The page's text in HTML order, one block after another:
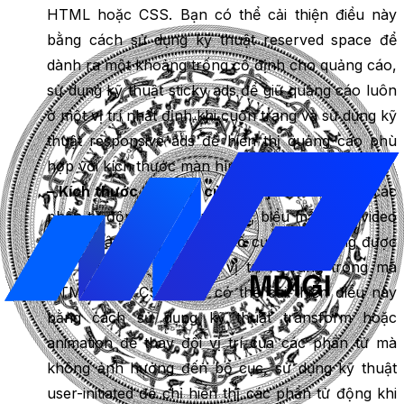
HTML hoặc CSS. Bạn có thể cải thiện điều này
bằng cách sử dụng kỹ thuật reserved space để
dành ra một khoảng trống cố định cho quảng cáo,
sử dụng kỹ thuật sticky ads để giữ quảng cáo luôn
ở một vị trí nhất định khi cuộn trang và sử dụng kỹ
thuật responsive ads để hiển thị quảng cáo phù
hợp với kích thước màn hình.
– Kích thước và vị trí của các phần tử động: các
phần tử động như menu, nút, biểu mẫu hay video
có thể gây ra sự thay đổi bố cục nếu không được
xác định kích thước và vị trí rõ ràng trong mã
HTML hoặc CSS. Bạn có thể cải thiện điều này
bằng cách sử dụng kỹ thuật transform hoặc
animation để thay đổi vị trí của các phần tử mà
không ảnh hưởng đến bố cục, sử dụng kỹ thuật
user-initiated để chỉ hiển thị các phần tử động khi